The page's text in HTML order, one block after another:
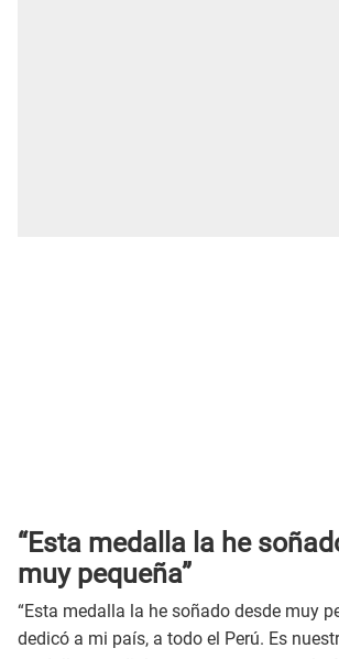
“Esta medalla la he
muy pequeña”
“Esta medalla la he soñado desde muy
dedicó a mi país, a todo el Perú. Es